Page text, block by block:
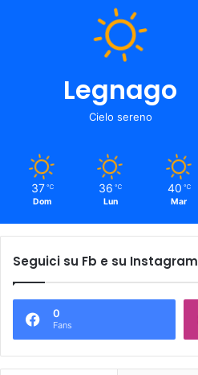
Legnago
Cielo sereno
37 ℃
Dom
36 ℃
Lun
40 ℃
Mar
Seguici su Fb e su Instagram
0
Fans